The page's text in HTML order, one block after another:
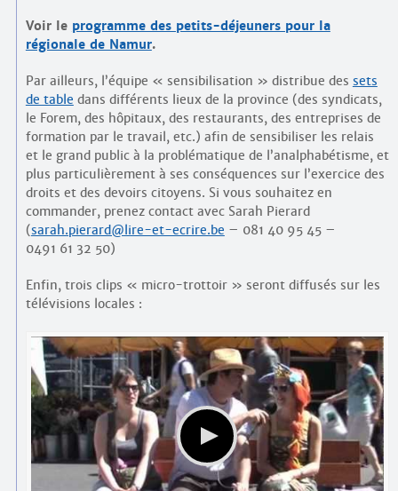
Voir le programme des petits-déjeuners pour la
régionale de Namur.
Par ailleurs, l’équipe « sensibilisation » distribue des sets
de table dans différents lieux de la province (des syndicats,
le Forem, des hôpitaux, des restaurants, des entreprises de
formation par le travail, etc.) afin de sensibiliser les relais
et le grand public à la problématique de l’analphabétisme, et
plus particulièrement à ses conséquences sur l’exercice des
droits et des devoirs citoyens. Si vous souhaitez en
commander, prenez contact avec Sarah Pierard
(sarah.pierard@lire-et-ecrire.be – 081 40 95 45 –
0491 61 32 50)
Enfin, trois clips « micro-trottoir » seront diffusés sur les
télévisions locales :